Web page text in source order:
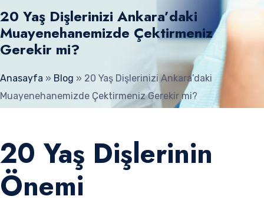
20 Yaş Dişlerinizi Ankara’daki
Muayenehanemizde Çektirmeniz
Gerekir mi?
Anasayfa » Blog » 20 Yaş Dişlerinizi Ankara’daki
Muayenehanemizde Çektirmeniz Gerekir mi?
20 Yaş Dişlerinin
Önemi